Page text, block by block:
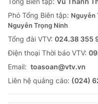
Phó Tổng Biên tập: Nguyễn
Nguyễn Trọng Ninh
Tổng đài VTV: 024.38 355
Ðiện thoại Thời báo VTV:
Email: toasoan@vtv.vn
Liên hệ quảng cáo: (024)